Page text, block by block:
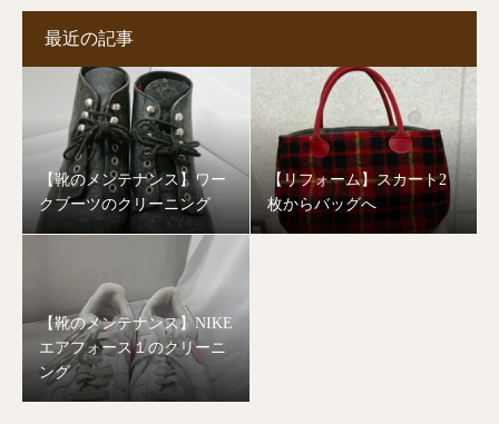
最近の記事
【靴のメンテナンス】ワー
クブーツのクリーニング
【リフォーム】スカート2
枚からバッグへ
【靴のメンテナンス】NIKE
エアフォース１のクリーニ
ング